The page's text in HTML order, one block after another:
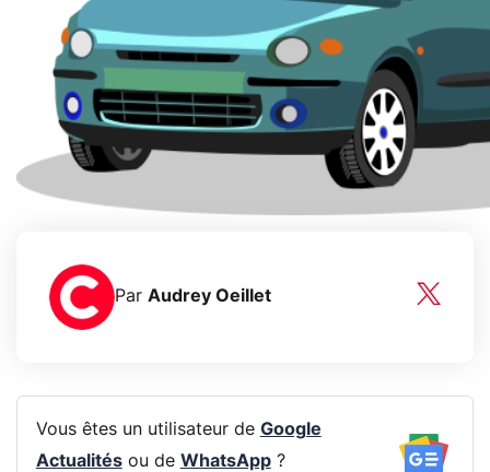
Par Audrey Oeillet
Vous êtes un utilisateur de Google
Actualitésou de WhatsApp?